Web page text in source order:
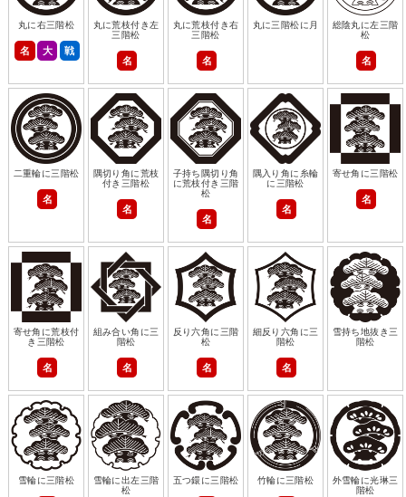
丸に右三階松
名 大 戦
丸に荒枝付き左
三階松
名
丸に荒枝付き右
三階松
名
丸に三階松に月
総陰丸に左三階
松
名
二重輪に三階松
名
隅切り角に荒枝
付き三階松
名
子持ち隅切り角
に荒枝付き三階
松
名
隅入り角に糸輪
に三階松
名
寄せ角に三階松
名
寄せ角に荒枝付
き三階松
名
組み合い角に三
階松
名
反り六角に三階
松
名
細反り六角に三
階松
名
雪持ち地抜き三
階松
雪輪に三階松
雪輪に出左三階
松
五つ鐶に三階松 竹輪に三階松
外雪輪に光琳三
階松